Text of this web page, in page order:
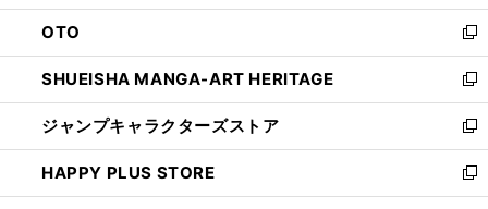
ウ
で
開
く
ン
ド
ウ
で
開
く
OTO
新
し
い
ウ
ィ
ン
ド
ウ
SHUEISHA MANGA-ART HERITAGE
新
し
い
ウ
ィ
ン
ジャンプキャラクターズストア
新
し
い
ウ
HAPPY PLUS STORE
新
し